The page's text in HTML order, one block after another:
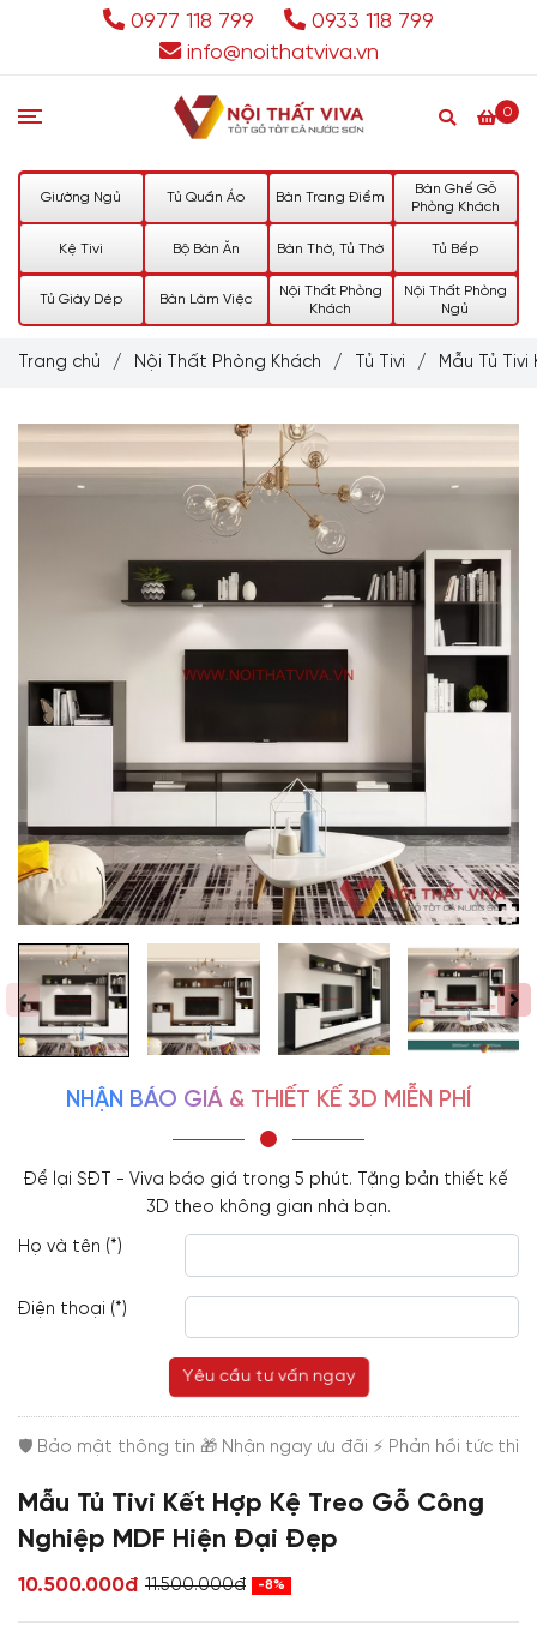
0977 118 799
0933 118 799
info@noithatviva.vn
0
Giường Ngủ Tủ Quần Áo Bàn Trang Điểm
Bàn Ghế Gỗ
Phòng Khách
Kệ Tivi Bộ Bàn Ăn Bàn Thờ, Tủ Thờ Tủ Bếp
Tủ Giày Dép Bàn Làm Việc
Nội Thất Phòng
Khách
Nội Thất Phòng
Ngủ
Trang chủ / Nội Thất Phòng Khách / Tủ Tivi / Mẫu Tủ
NHẬN BÁO GIÁ & THIẾT KẾ 3D MIỄN PHÍ
Để lại SĐT - Viva báo giá trong 5 phút. Tặng bản thiết kế
3D theo không gian nhà bạn.
Họ và tên (*)
Điện thoại (*)
Yêu cầu tư vấn ngay
Mẫu Tủ Tivi Kết Hợp Kệ Treo Gỗ Công
Nghiệp MDF Hiện Đại Đẹp
10.500.000đ 11.500.000đ -8%